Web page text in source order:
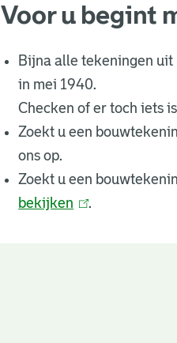
Voor u begint
Bijna alle tekeningen
in mei 1940.
Checken of er toch iets
Zoekt u een
ons op.
Zoekt u een
bekijken .